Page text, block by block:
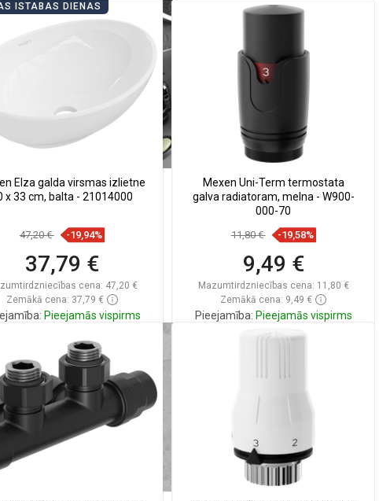
ISTABAS DIENAS
Elza galda virsmas izlietne
x 33 cm, balta - 21014000
47,20 € -19,94%
37,79 €
cena: 47,20 €
Zemākā cena: 37,79 €
Pieejamās vispirms
Ielikt grozā
Iecienītākie
Salīdzināt
Mexen Uni-Term termostata
galva radiatoram, melna - W900-
000-70
11,80 € -19,58%
9,49 €
Mazumtirdzniecības cena: 11,80 €
Zemākā cena: 9,49 €
Pieejamība: Pieejamās vispirms